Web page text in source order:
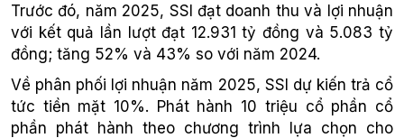
Trước đó, năm 2025, SSI đạt doanh thu và lợi nhuận
với kết quả lần lượt đạt 12.931 tỷ đồng và 5.083 tỷ
đồng; tăng 52% và 43% so với năm 2024.
Về phân phối lợi nhuận năm 2025, SSI dự kiến trả cổ
tức tiền mặt 10%. Phát hành 10 triệu cổ phần cổ
phần phát hành theo chương trình lựa chọn cho